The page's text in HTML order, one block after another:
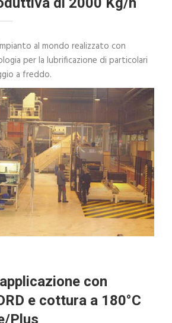
al mondo realizzato con
per la lubrificazione di particolari
a freddo.
con
e cottura a 180°C
Plus